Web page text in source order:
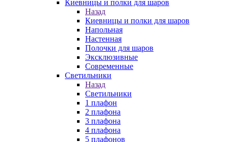
Киевницы и полки для шаров
Назад
Киевницы и полки для шаров
Напольная
Настенная
Полочки для шаров
Эксклюзивные
Современные
Светильники
Назад
Светильники
1 плафон
2 плафона
3 плафона
4 плафона
5 плафонов